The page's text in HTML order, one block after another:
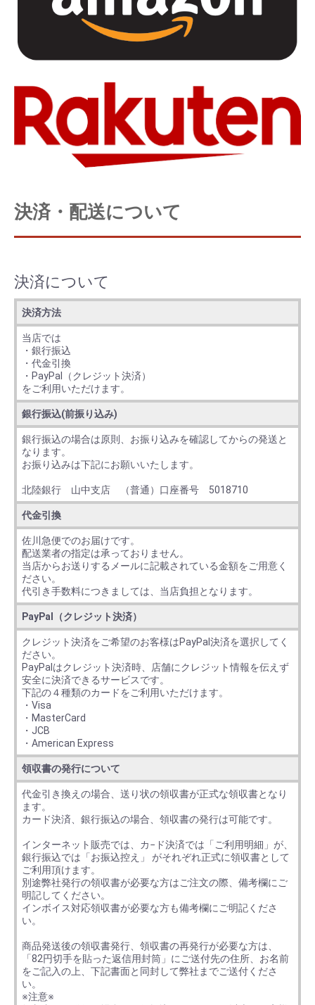
決済・配送について
決済について
決済方法
当店では
・銀行振込
・代金引換
・PayPal（クレジット決済）
をご利用いただけます。
銀行振込(前振り込み)
銀行振込の場合は原則、お振り込みを確認してからの発送と
なります。
お振り込みは下記にお願いいたします。
北陸銀行 山中支店 （普通）口座番号 5018710
代金引換
佐川急便でのお届けです。
配送業者の指定は承っておりません。
当店からお送りするメールに記載されている金額をご用意く
ださい。
代引き手数料につきましては、当店負担となります。
PayPal（クレジット決済）
クレジット決済をご希望のお客様はPayPal決済を選択してく
ださい。
PayPalはクレジット決済時、店舗にクレジット情報を伝えず
安全に決済できるサービスです。
下記の４種類のカードをご利用いただけます。
・Visa
・MasterCard
・JCB
・American Express
領収書の発行について
代金引き換えの場合、送り状の領収書が正式な領収書となり
ます。
カード決済、銀行振込の場合、領収書の発行は可能です。
インターネット販売では、カ−ド決済では「ご利用明細」が、
銀行振込では「お振込控え」 がそれぞれ正式に領収書として
ご利用頂けます。
別途弊社発行の領収書が必要な方はご注文の際、備考欄にご
明記してください。
インボイス対応領収書が必要な方も備考欄にご明記くださ
い。
商品発送後の領収書発行、領収書の再発行が必要な方は、
「82円切手を貼った返信用封筒」にご送付先の住所、お名前
をご記入の上、下記書面と同封して弊社までご送付くださ
い。
※注意※